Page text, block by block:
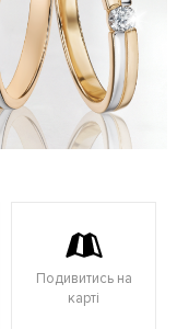
Подивитись на
карті